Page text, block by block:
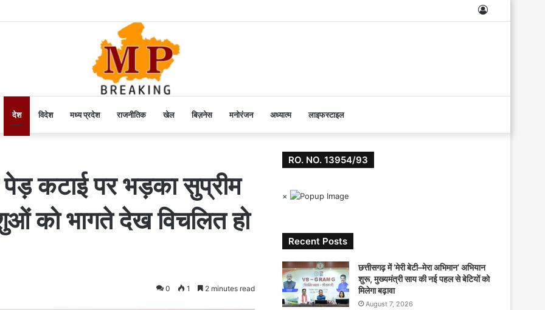
देश विदेश मध्य प्रदेश राजनीतिक खेल बिज़नेस मनोरंजन अध्यात्म लाइफस्टाइल
कटाई पर भड़का सुप्रीम
को भागते देख विचलित हो
0 1 2 minutes read
RO. NO. 13954/93
×
Recent Posts
छत्तीसगढ़ में ‘मेरी बेटी–मेरा अभिमान’ अभियान
शुरू, मुख्यमंत्री साय की नई पहल से बेटियों को
मिलेगा बढ़ावा
August 7, 2026